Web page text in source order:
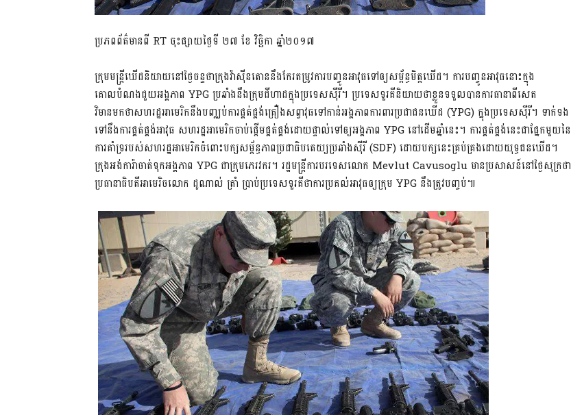
ប្រភពព័ត៌មានពី RT ចុះផ្សាយថ្ងៃទី ២៧ ខែ វិច្ឆិកា ឆ្នាំ២០១៧
ក្រុមមន្ត្រីឃើដនិយាយនៅថ្ងៃចន្ទថាក្រុងវ៉ាស៊ីនតោននឹងកែរតម្រូវការបញ្ចូនអាវុធទៅឲ្យសម្ព័ន្ធមិត្តឃើដ។ ការបញ្ចូនអាវុធនោះក្នុង
គោលបំណងជួយអង្គភាព YPG ប្រឆាំងនឹងក្រុមជីហាដក្នុងប្រទេសស៊ីរី។ ប្រទេសទួរគីនិយាយថាខ្លួនទទួលបានការធានាពីសេត
វិមានមកថាសហរដ្ឋអាមេរិកនឹងបញ្ឈប់ការផ្គត់ផ្គង់គ្រឿងសព្វាវុធទៅកាន់អង្គភាពការពារប្រជាជនឃើដ (YPG) ក្នុងប្រទេសស៊ីរី។ ទាក់ទង
ទៅនឹងការផ្គត់ផ្គង់អាវុធ សហរដ្ឋអាមេរិកចាប់ផ្តើមផ្គត់ផ្គង់ដោយផ្ទាល់ទៅឲ្យអង្គភាព YPG នៅដើមឆ្នាំនេះ។ ការផ្គត់ផ្គង់នេះជាផ្នែកមួយនៃ
ការគាំទ្ររបស់សហរដ្ឋអាមេរិកចំពោះបក្សសម្ព័ន្ធភាពប្រជាធិបតេយ្យប្រឆាំងស៊ីរី (SDF) ដោយបក្សនេះគ្រប់គ្រងដោយយុទ្ធជនឃើដ។
ក្រុងអង់ការ៉ាចាត់ទុកអង្គភាព YPG ជាក្រុមភេរវករ។ រដ្ឋមន្ត្រីការបរទេសលោក Mevlut Cavusoglu មានប្រសាសន៍នៅថ្ងៃសុក្រថា
ប្រធានាធិបតីអាមេរិចលោក ដូណាល់ ត្រាំ ប្រាប់ប្រទេសទួរគីថាការប្រគល់អាវុធឲ្យក្រុម YPG នឹងត្រូវបញ្ចប់៕